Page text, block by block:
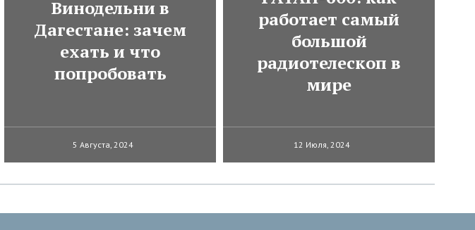
Винодельни в
Дагестане: зачем
ехать и что
попробовать
5 Августа, 2024
работает самый
большой
радиотелескоп в
мире
12 Июля, 2024